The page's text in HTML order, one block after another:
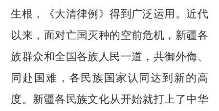
生根，《大清律例》得到广泛运用。近代
以来，面对亡国灭种的空前危机，新疆各
族群众和全国各族人民一道，共御外侮、
同赴国难，各民族国家认同达到新的高
度。新疆各民族文化从开始就打上了中华